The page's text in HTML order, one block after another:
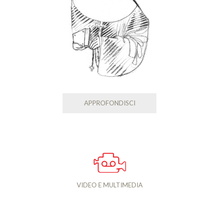
APPROFONDISCI
VIDEO E MULTIMEDIA